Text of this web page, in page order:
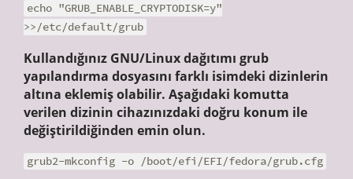
echo "GRUB_ENABLE_CRYPTODISK=y"
>>/etc/default/grub
Kullandığınız GNU/Linux dağıtımı grub
yapılandırma dosyasını farklı isimdeki dizinlerin
altına eklemiş olabilir. Aşağıdaki komutta
verilen dizinin cihazınızdaki doğru konum ile
değiştirildiğinden emin olun.
grub2-mkconfig -o /boot/efi/EFI/fedora/grub.cfg